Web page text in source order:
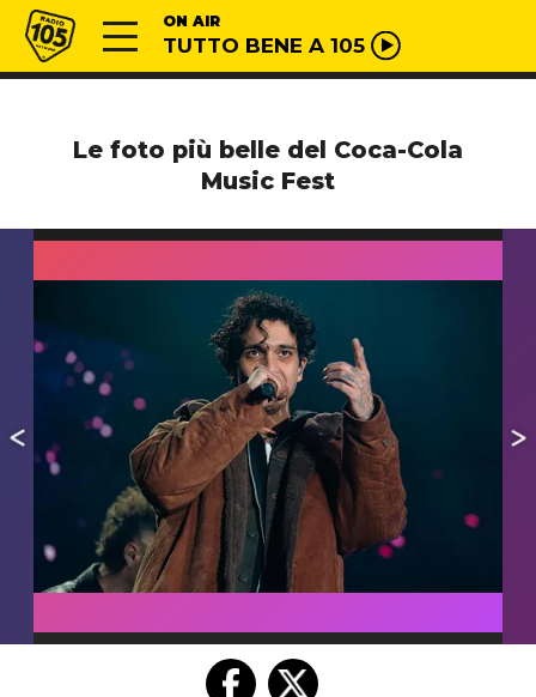
Vai al contenuto
Radio 105 ON AIR
TUTTO BENE A 105
Le foto più belle del Coca-Cola
Music Fest